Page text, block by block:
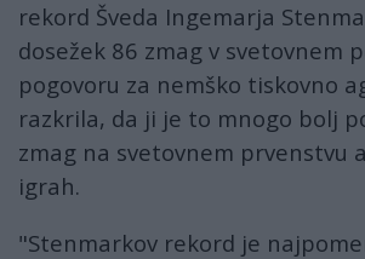
rekord Šveda Ingemarja
dosežek 86 zmag v svetovnem
pogovoru za nemško tiskovno
razkrila, da ji je to mnogo bolj
zmag na svetovnem prvenstvu
igrah.
"Stenmarkov rekord je